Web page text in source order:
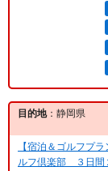
目的地：静岡県
【宿泊＆ゴルフ
ルフ倶楽部 ３日間